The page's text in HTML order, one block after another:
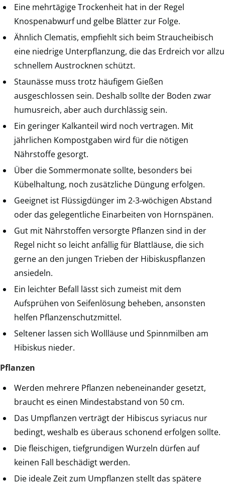
Eine mehrtägige Trockenheit hat in der Regel
Knospenabwurf und gelbe Blätter zur Folge.
Ähnlich Clematis, empfiehlt sich beim Straucheibisch
eine niedrige Unterpflanzung, die das Erdreich vor allzu
schnellem Austrocknen schützt.
Staunässe muss trotz häufigem Gießen
ausgeschlossen sein. Deshalb sollte der Boden zwar
humusreich, aber auch durchlässig sein.
Ein geringer Kalkanteil wird noch vertragen. Mit
jährlichen Kompostgaben wird für die nötigen
Nährstoffe gesorgt.
Über die Sommermonate sollte, besonders bei
Kübelhaltung, noch zusätzliche Düngung erfolgen.
Geeignet ist Flüssigdünger im 2-3-wöchigen Abstand
oder das gelegentliche Einarbeiten von Hornspänen.
Gut mit Nährstoffen versorgte Pflanzen sind in der
Regel nicht so leicht anfällig für Blattläuse, die sich
gerne an den jungen Trieben der Hibiskuspflanzen
ansiedeln.
Ein leichter Befall lässt sich zumeist mit dem
Aufsprühen von Seifenlösung beheben, ansonsten
helfen Pflanzenschutzmittel.
Seltener lassen sich Wollläuse und Spinnmilben am
Hibiskus nieder.
Pflanzen
Werden mehrere Pflanzen nebeneinander gesetzt,
braucht es einen Mindestabstand von 50 cm.
Das Umpflanzen verträgt der Hibiscus syriacus nur
bedingt, weshalb es überaus schonend erfolgen sollte.
Die fleischigen, tiefgrundigen Wurzeln dürfen auf
keinen Fall beschädigt werden.
Die ideale Zeit zum Umpflanzen stellt das spätere